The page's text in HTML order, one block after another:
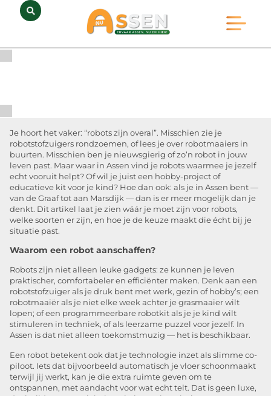
Je hoort het vaker: “robots zijn overal”. Misschien zie je
robotstofzuigers rondzoemen, of lees je over robotmaaiers in
buurten. Misschien ben je nieuwsgierig of zo’n robot in jouw
leven past. Maar waar in Assen vind je robots waarmee je jezelf
echt vooruit helpt? Of wil je juist een hobby-project of
educatieve kit voor je kind? Hoe dan ook: als je in Assen bent —
van de Graaf tot aan Marsdijk — dan is er meer mogelijk dan je
denkt. Dit artikel laat je zien wáár je moet zijn voor robots,
welke soorten er zijn, en hoe je de keuze maakt die écht bij je
situatie past.
Waarom een robot aanschaffen?
Robots zijn niet alleen leuke gadgets: ze kunnen je leven
praktischer, comfortabeler en efficiënter maken. Denk aan een
robotstofzuiger als je druk bent met werk, gezin of hobby’s; een
robotmaaiër als je niet elke week achter je grasmaaier wilt
lopen; of een programmeerbare robotkit als je je kind wilt
stimuleren in techniek, of als leerzame puzzel voor jezelf. In
Assen is dat niet alleen toekomstmuzig — het is beschikbaar.
Een robot betekent ook dat je technologie inzet als slimme co-
piloot. Iets dat bijvoorbeeld automatisch je vloer schoonmaakt
terwijl jij werkt, kan je die extra ruimte geven om te
ontspannen, met aandacht voor wat echt telt. Dat is geen luxe,